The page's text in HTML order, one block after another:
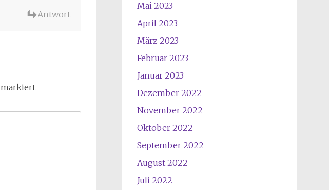
Antwort
markiert
Mai 2023
April 2023
März 2023
Februar 2023
Januar 2023
Dezember 2022
November 2022
Oktober 2022
September 2022
August 2022
Juli 2022